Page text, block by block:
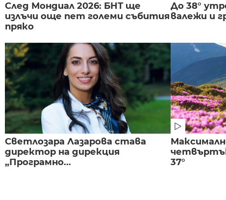
След Мондиал 2026: БНТ ще
излъчи още пет големи събития
пряко
До 38°
валежи и
Светлозара Лазарова става
директор на дирекция
„Програмно...
37°